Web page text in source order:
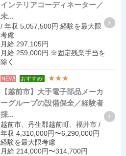
インテリアコーディネーター／
未...
/ 年収 5,057,500円 経験を最大限
考慮
月給 297,105円
月給 259,000円 ※固定残業手当を
除く
NEW! おすすめ! ★★★
【越前市】大手電子部品メーカ
ーグループの設備保全／経験者
採...
越前市、丹生郡越前町、福井市 /
年収 4,310,000円〜6,290,000円
経験を最大限考慮
月給 214,000円〜314,700円